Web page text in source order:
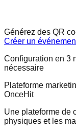
Générez des QR
Créer un
Configuration en 3
nécessaire
Plateforme
OnceHit
Une plateforme de
physiques et les